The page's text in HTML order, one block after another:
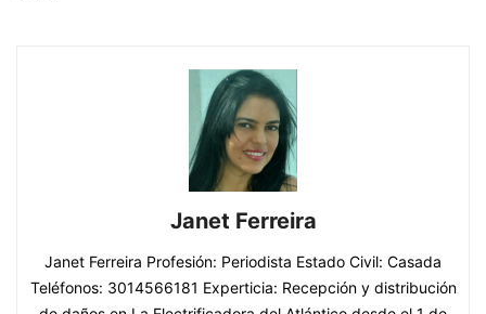
Janet Ferreira
Janet Ferreira Profesión: Periodista Estado Civil: Casada
Teléfonos: 3014566181 Experticia: Recepción y distribución